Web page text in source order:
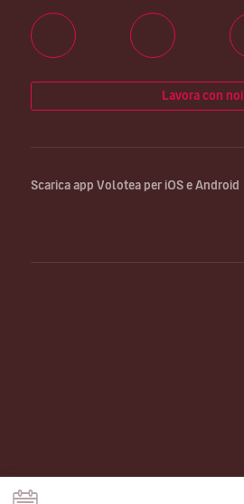
Lavora con noi
Scarica app Volotea per iOS e Android